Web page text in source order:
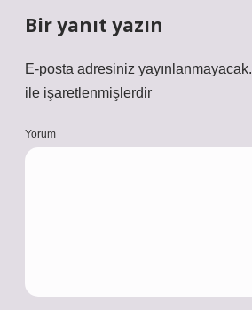
Bir yanıt yazın
E-posta adresiniz yayınlanmayacak.
ile işaretlenmişlerdir
Yorum